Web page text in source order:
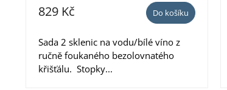
829 Kč Do košíku
Sada 2 sklenic na vodu/bílé víno z
ručně foukaného bezolovnatého
křišťálu. Stopky...